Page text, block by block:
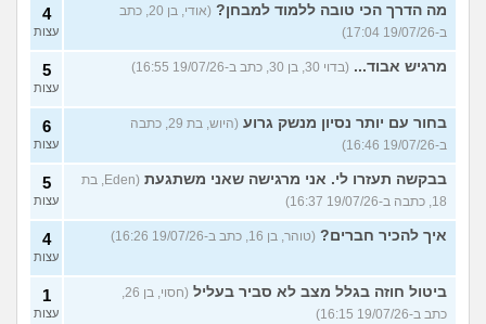
מה הדרך הכי טובה ללמוד למבחן?
(אודי, בן 20, כתב
ב-19/07/26 17:04)
4
עצות
מרגיש אבוד... (בדוי 30, בן 30, כתב ב-19/07/26 16:55) 5
עצות
בחור עם יותר נסיון מנשק גרוע
(היוש, בת 29, כתבה
ב-19/07/26 16:46)
6
עצות
בבקשה תעזרו לי. אני מרגישה שאני משתגעת
(Eden, בת
18, כתבה ב-19/07/26 16:37)
5
עצות
איך להכיר חברים? (טוהר, בן 16, כתב ב-19/07/26 16:26) 4
עצות
ביטול חוזה בגלל מצב לא סביר בעליל
(חסוי, בן 26,
כתב ב-19/07/26 16:15)
1
עצות